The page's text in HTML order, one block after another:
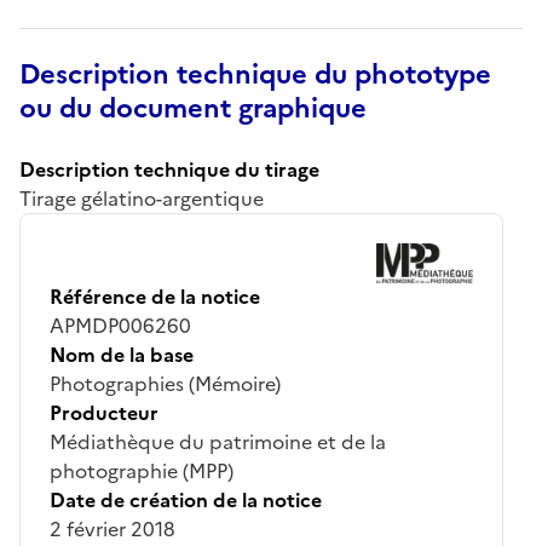
Description technique du phototype
ou du document graphique
Description technique du tirage
Tirage gélatino-argentique
Référence de la notice
APMDP006260
Nom de la base
Photographies (Mémoire)
Producteur
Médiathèque du patrimoine et de la
photographie (MPP)
Date de création de la notice
2 février 2018